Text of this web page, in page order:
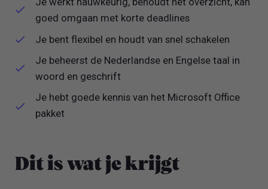
goed omgaan met korte deadlines
Je bent flexibel en houdt van snel schakelen
Je beheerst de Nederlandse en Engelse taal in
woord en geschrift
Je hebt goede kennis van het Microsoft Office
pakket
Dit is wat je krijgt